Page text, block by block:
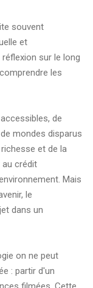
souvent
et
sur le long
les
de
mondes disparus
et de la
crédit
Mais
le
dans un
on ne peut
: partir d'un